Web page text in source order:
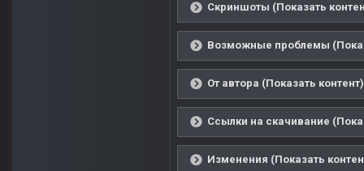
Скриншоты (Показать
Возможные проблемы
От автора (Показать контент)
Ссылки на скачивание
Изменения (Показать